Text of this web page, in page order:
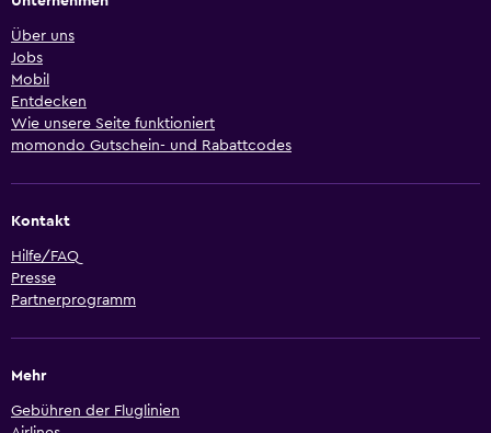
Über uns
Jobs
Mobil
Entdecken
Wie unsere Seite funktioniert
momondo Gutschein- und Rabattcodes
Kontakt
Hilfe/FAQ
Presse
Partnerprogramm
Mehr
Gebühren der Fluglinien